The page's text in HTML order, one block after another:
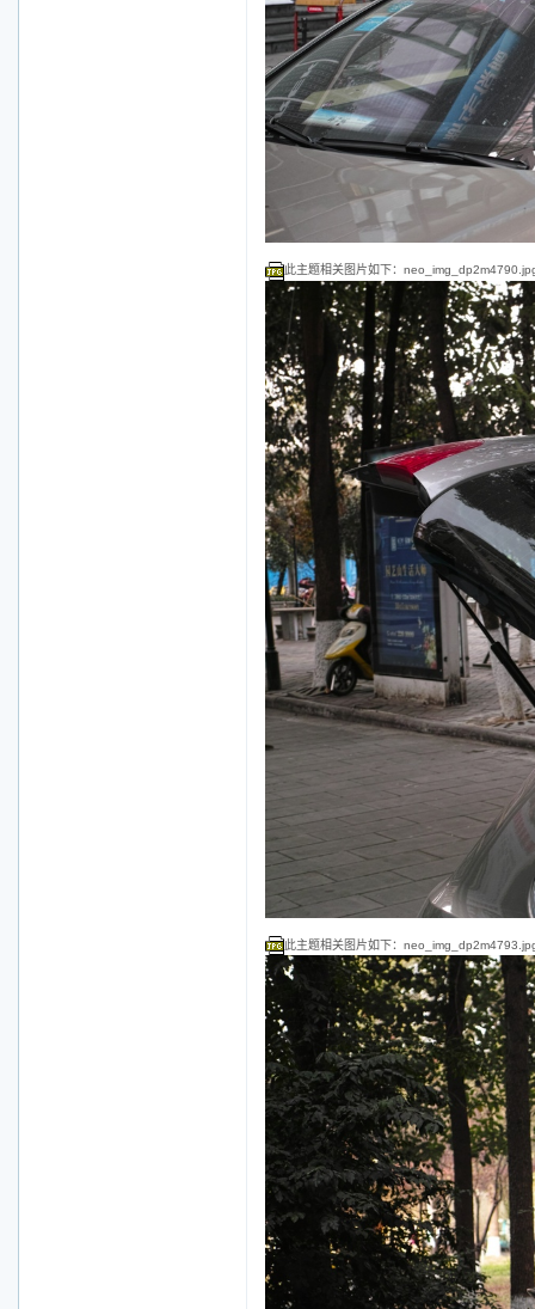
此主题相关图片如下：
此主题相关图片如下：